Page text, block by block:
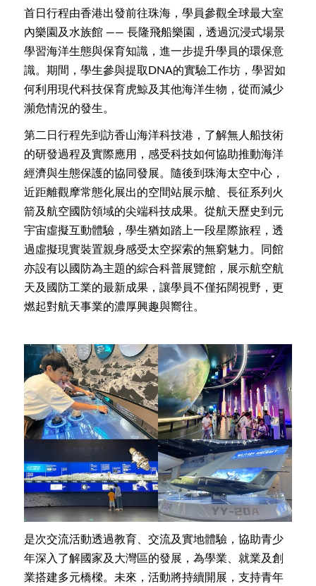
首日行程由香港出發前往珠海，學員參觀全球最大室
內樂園及水族館 —— 長隆飛船樂園，透過沉浸式場景
學習海洋生態與保育知識，進一步提升學員的環保意
識。期間，學生參與提取DNA的實驗工作坊，學習如
何利用現代科技保育虎鯨及其他海洋生物，從而減少
瀕危情況的發生。
第二日行程先到訪香山海洋科技港，了解無人船技術
的研發過程及實際應用，感受科技如何協助推動海洋
經濟與生態保護的協同發展。隨後到珠海太空中心，
近距離觀摩常態化展出的空間站展示艙、長征系列火
箭及航空國防領域的尖端科技成果。從航天歷史到元
宇宙虛擬互動體驗，學生猶如踏上一段星際旅程，透
過虛擬現實裝置親身感受太空探索的無窮魅力。同館
亦設有以國防為主題的綜合科普展覽館，展示航空航
天及國防工業的最新成果，讓學員不僅拓闊視野，更
燃起對航天事業的濃厚興趣與嚮往。
是次交流活動透過教育、交流及實地體驗，協助青少
年深入了解國家及大灣區的發展，為學業、就業及創
業搭建多元橋樑。未來，活動將持續開展，支持青年